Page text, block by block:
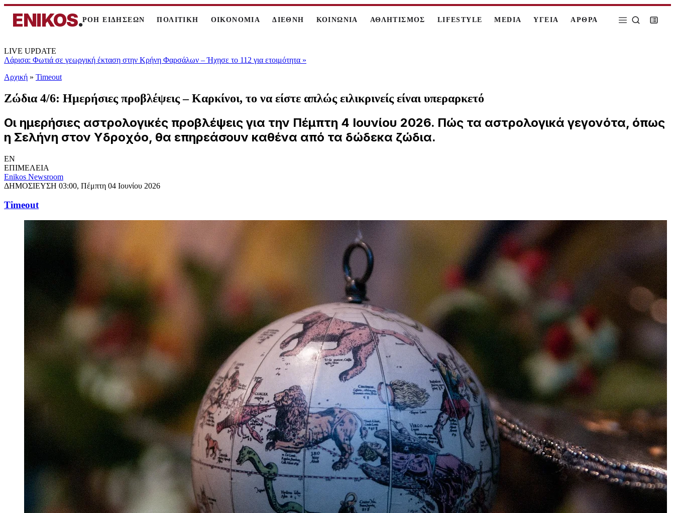
ENIKOS.ΡΟΗ ΕΙΔΗΣΕΩΝ ΠΟΛΙΤΙΚΗ ΟΙΚΟΝΟΜΙΑ ΔΙΕΘΝΗ ΚΟΙΝΩΝΙΑ ΑΘΛΗΤΙΣΜΟΣ LIFESTYLE MEDIA ΥΓΕΙΑ ΑΡΘΡΑ
LIVE UPDATE
Λάρισα: Φωτιά σε γεωργική έκταση στην Κρήνη Φαρσάλων – Ήχησε το 112 για ετοιμότητα »
Αρχική » Timeout
Ζώδια 4/6: Ημερήσιες προβλέψεις – Καρκίνοι, το να είστε απλώς ειλικρινείς είναι υπεραρκετό
Οι ημερήσιες αστρολογικές προβλέψεις για την Πέμπτη 4 Ιουνίου 2026. Πώς τα αστρολογικά γεγονότα, όπως
η Σελήνη στον Υδροχόο, θα επηρεάσουν καθένα από τα δώδεκα ζώδια.
EN
ΕΠΙΜΕΛΕΙΑ
Enikos Newsroom
ΔΗΜΟΣΙΕΥΣΗ 03:00, Πέμπτη 04 Ιουνίου 2026
Timeout